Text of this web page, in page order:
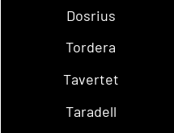
Dosrius
Tordera
Tavertet
Taradell